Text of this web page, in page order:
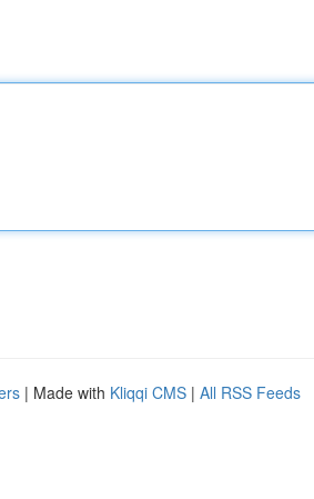
| Made with Kliqqi CMS | All RSS Feeds